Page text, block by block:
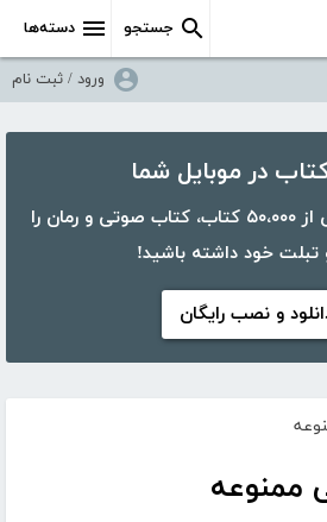
دسته‌ها جستجو
ورود / ثبت نام
با اپلیکیشن کتابراه، بیش از ۵۰،۰۰۰ کتاب، کتاب صوتی و رمان را
تبلت خود داشته باشید!
و نصب رایگان
ممنوعه